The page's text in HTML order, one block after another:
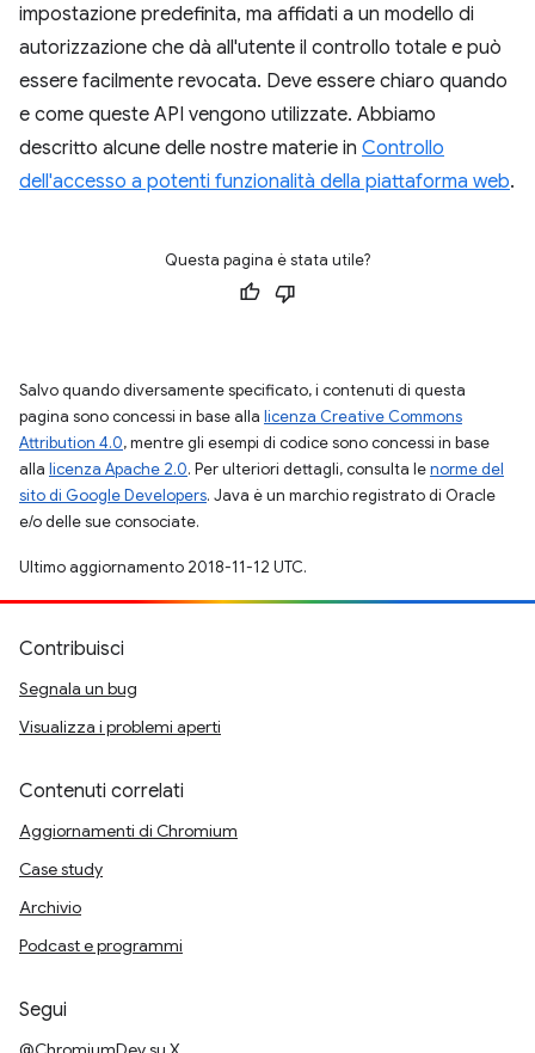
impostazione predefinita, ma affidati a un modello di
autorizzazione che dà all'utente il controllo totale e può
essere facilmente revocata. Deve essere chiaro quando
e come queste API vengono utilizzate. Abbiamo
descritto alcune delle nostre materie in Controllo
dell'accesso a potenti funzionalità della piattaforma web.
Questa pagina è stata utile?
Salvo quando diversamente specificato, i contenuti di questa
pagina sono concessi in base alla licenza Creative Commons
Attribution 4.0, mentre gli esempi di codice sono concessi in base
alla licenza Apache 2.0. Per ulteriori dettagli, consulta lenorme del
sito di Google Developers. Java è un marchio registrato di Oracle
e/o delle sue consociate.
Ultimo aggiornamento 2018-11-12 UTC.
Contribuisci
Segnala un bug
Visualizza i problemi aperti
Contenuti correlati
Aggiornamenti di Chromium
Case study
Archivio
Podcast e programmi
Segui